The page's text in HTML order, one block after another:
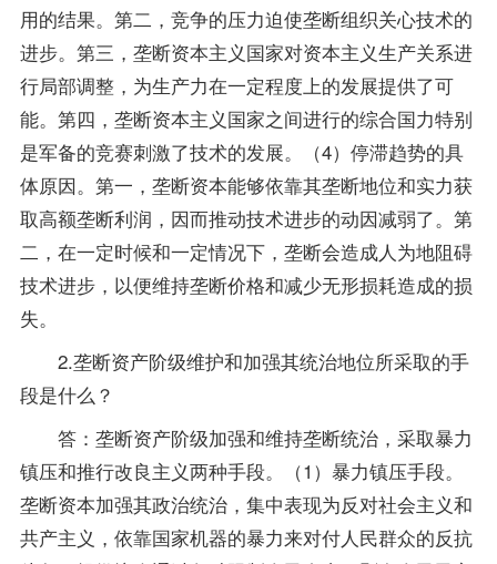
用的结果。第二，竞争的压力迫使垄断组织关心技术的
进步。第三，垄断资本主义国家对资本主义生产关系进
行局部调整，为生产力在一定程度上的发展提供了可
能。第四，垄断资本主义国家之间进行的综合国力特别
是军备的竞赛刺激了技术的发展。（4）停滞趋势的具
体原因。第一，垄断资本能够依靠其垄断地位和实力获
取高额垄断利润，因而推动技术进步的动因减弱了。第
二，在一定时候和一定情况下，垄断会造成人为地阻碍
技术进步，以便维持垄断价格和减少无形损耗造成的损
失。
2.垄断资产阶级维护和加强其统治地位所采取的手
段是什么？
答：垄断资产阶级加强和维持垄断统治，采取暴力
镇压和推行改良主义两种手段。（1）暴力镇压手段。
垄断资本加强其政治统治，集中表现为反对社会主义和
共产主义，依靠国家机器的暴力来对付人民群众的反抗